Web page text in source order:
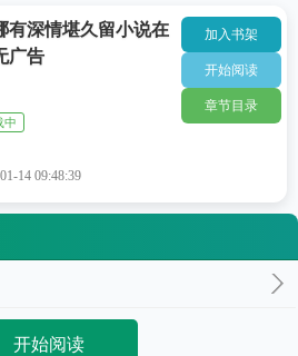
有深情堪久留小说在
广告
中
14 09:48:39
加入书架
开始阅读
章节目录
开始阅读